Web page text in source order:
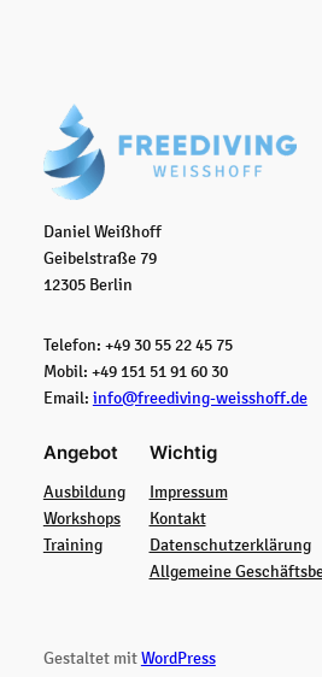
Daniel Weißhoff
Geibelstraße 79
12305 Berlin
Telefon: +49 30 55 22 45 75
Mobil: +49 151 51 91 60 30
Email: info@freediving-weisshoff.de
Angebot
Ausbildung
Workshops
Training
Wichtig
Impressum
Kontakt
Datenschutzerklärung
Allgemeine
Gestaltet mitWordPress